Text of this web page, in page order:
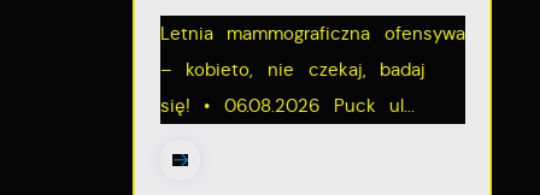
Letnia mammograficzna ofensywa
– kobieto, nie czekaj, badaj
się! • 06.08.2026 Puck ul...